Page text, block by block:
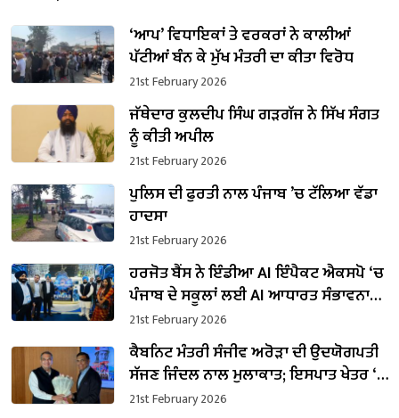
‘ਆਪ’ ਵਿਧਾਇਕਾਂ ਤੇ ਵਰਕਰਾਂ ਨੇ ਕਾਲੀਆਂ
ਪੱਟੀਆਂ ਬੰਨ ਕੇ ਮੁੱਖ ਮੰਤਰੀ ਦਾ ਕੀਤਾ ਵਿਰੋਧ
21st February 2026
ਜੱਥੇਦਾਰ ਕੁਲਦੀਪ ਸਿੰਘ ਗੜਗੱਜ ਨੇ ਸਿੱਖ ਸੰਗਤ
ਨੂੰ ਕੀਤੀ ਅਪੀਲ
21st February 2026
ਪੁਲਿਸ ਦੀ ਫੁਰਤੀ ਨਾਲ ਪੰਜਾਬ ’ਚ ਟੱਲਿਆ ਵੱਡਾ
ਹਾਦਸਾ
21st February 2026
ਹਰਜੋਤ ਬੈਂਸ ਨੇ ਇੰਡੀਆ AI ਇੰਪੈਕਟ ਐਕਸਪੋ ‘ਚ
ਪੰਜਾਬ ਦੇ ਸਕੂਲਾਂ ਲਈ AI ਆਧਾਰਤ ਸੰਭਾਵਨਾਵਾਂ
ਨੂੰ ਤਲਾਸ਼ਿਆ
21st February 2026
ਕੈਬਨਿਟ ਮੰਤਰੀ ਸੰਜੀਵ ਅਰੋੜਾ ਦੀ ਉਦਯੋਗਪਤੀ
ਸੱਜਣ ਜਿੰਦਲ ਨਾਲ ਮੁਲਾਕਾਤ; ਇਸਪਾਤ ਖੇਤਰ ‘ਚ
₹1,500 ਕਰੋੜ ਨਿਵੇਸ਼ ਦਾ ਐਲਾਨ
21st February 2026